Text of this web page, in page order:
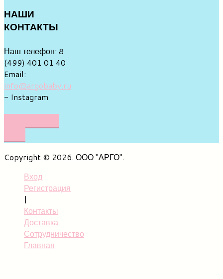
НАШИ
КОНТАКТЫ
Наш телефон: 8
(499) 401 01 40
Email:
info@argobaby.ru
- Instagram
Copyright © 2026. ООО "АРГО".
Вход
Регистрация
|
Контакты
Доставка
Сотрудничество
Главная